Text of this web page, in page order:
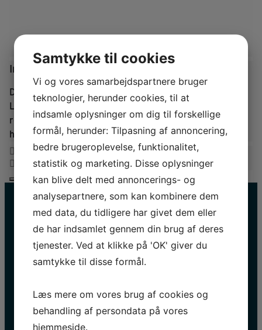
Info
Du finder vores butik ved indgangen til Sagnlandet
Lejre. Køb blandt andet brugsartikler, bøger, sjove
rekvisitter, legetøj og beklædning med afsæt i fortidens
historie, håndværk og traditioner.
HOLD DIG OPDATERET
Navn
Samtykke til cookies
Vi og vores samarbejdspartnere bruger
teknologier, herunder cookies, til at
indsamle oplysninger om dig til forskellige
formål, herunder: Tilpasning af annoncering,
bedre brugeroplevelse, funktionalitet,
statistik og marketing. Disse oplysninger
kan blive delt med annoncerings- og
analysepartnere, som kan kombinere dem
med data, du tidligere har givet dem eller
de har indsamlet gennem din brug af deres
tjenester. Ved at klikke på 'OK' giver du
samtykke til disse formål.
Læs mere om vores brug af cookies og
behandling af persondata på vores
hjemmeside.